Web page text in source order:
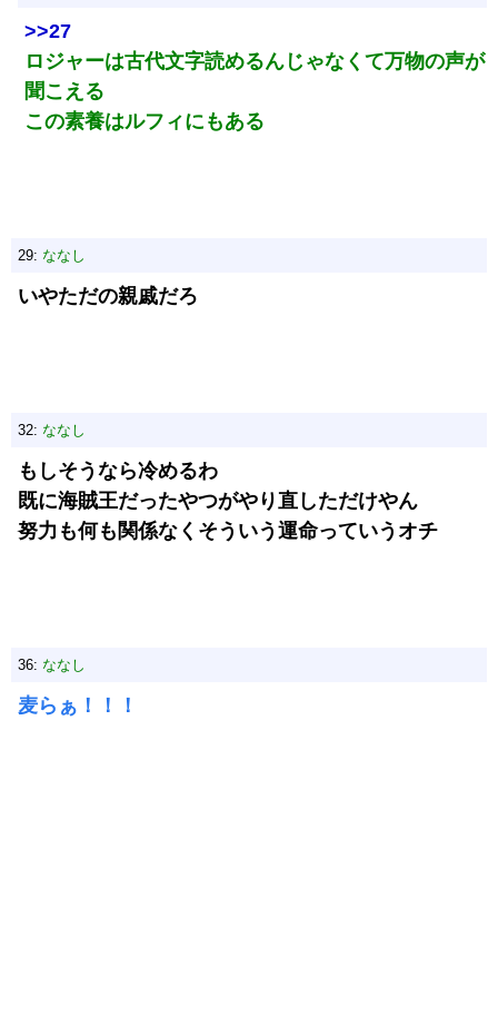
>>27
ロジャーは古代文字読めるんじゃなくて万物の声が
聞こえる
この素養はルフィにもある
29: ななし
いやただの親戚だろ
32: ななし
もしそうなら冷めるわ
既に海賊王だったやつがやり直しただけやん
努力も何も関係なくそういう運命っていうオチ
36: ななし
麦らぁ！！！